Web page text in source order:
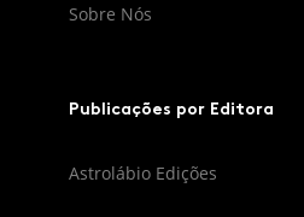
Sobre Nós
Publicações por Editora
Astrolábio Edições